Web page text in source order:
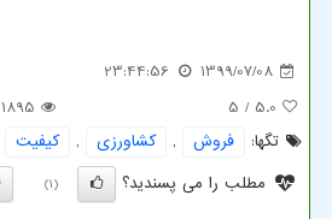
1399/07/08
23:44:56
5.0
/ 5
1895
تگها:
فروش , كشاورزی ,
كیفیت
مطلب را می پسندید؟
(1)